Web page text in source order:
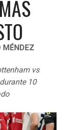
MÉNDEZ
vs
10